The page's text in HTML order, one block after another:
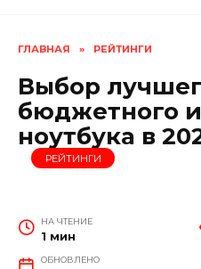
ГЛАВНАЯ » РЕЙТИНГИ
Выбор
бюджетного
ноутбука в
РЕЙТИНГИ
НА ЧТЕНИЕ
1 мин
ОБНОВЛЕНО